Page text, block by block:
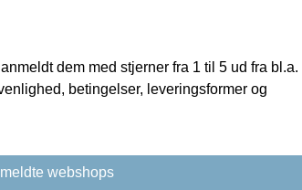
dem med stjerner fra 1 til 5 ud fra bl.a.
betingelser, leveringsformer og
webshops